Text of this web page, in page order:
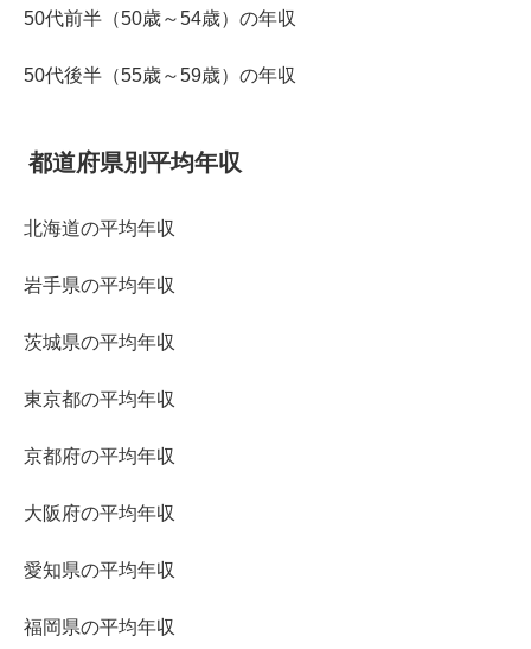
50代前半（50歳～54歳）の年収
50代後半（55歳～59歳）の年収
都道府県別平均年収
北海道の平均年収
岩手県の平均年収
茨城県の平均年収
東京都の平均年収
京都府の平均年収
大阪府の平均年収
愛知県の平均年収
福岡県の平均年収